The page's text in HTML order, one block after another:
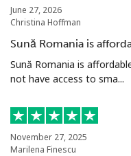
June 27, 2026
Christina Hoffman
Sună Romania is
Sună Romania is
not have access to sma...
November 27, 2025
Marilena Finescu